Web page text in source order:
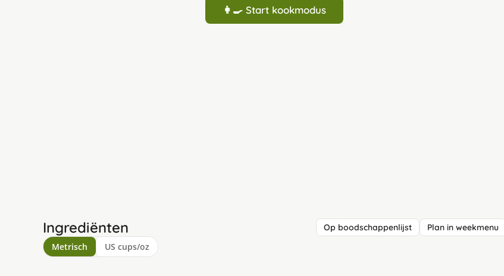
👩‍🍳 Start kookmodus
Ingrediënten Op boodschappenlijst Plan in weekmenu
Metrisch US cups/oz